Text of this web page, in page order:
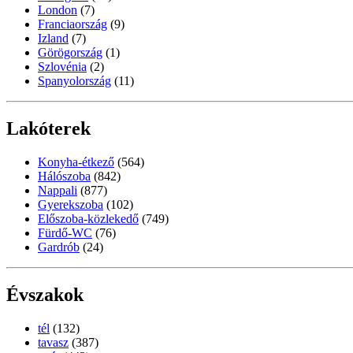
London (7)
Franciaország (9)
Izland (7)
Görögország (1)
Szlovénia (2)
Spanyolország (11)
Lakóterek
Konyha-étkező (564)
Hálószoba (842)
Nappali (877)
Gyerekszoba (102)
Előszoba-közlekedő (749)
Fürdő-WC (76)
Gardrób (24)
Évszakok
tél (132)
tavasz (387)